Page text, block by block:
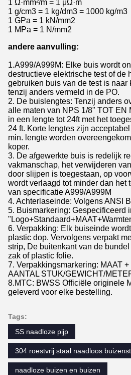
1 Ω·mm²/m = 1 μΩ·m
1 g/cm3 = 1 kg/dm3 = 1000 kg/m3
1 GPa = 1 kN/mm2
1 MPa = 1 N/mm2
andere aanvulling:
1.A999/A999M: Elke buis wordt
destructieve elektrische test of de
gebruiken buis van de test is naar
tenzij anders vermeld in de PO.
2. De buislengtes: Tenzij anders
alle maten van NPS 1/8" TOT EN
in een lengte tot 24ft met het
24 ft. Korte lengtes zijn
min. lengte worden
koper.
3. De afgewerkte buis is redelijk
vakmanschap, het verwijderen
door slijpen is toegestaan, op
wordt verlaagd tot minder dan het
van specificatie A999/A999M
4. Achterlaseinde: Volgens ANSI
5. Buismarkering: Gespecificeerd
6. Verpakking: Elk buiseinde
plastic dop. Vervolgens verpakt
strip, De buitenkant van de
zak of plastic folie.
7. Verpakkingsmarkering: MAAT
AANTAL STUK/GEWICHT/
8.MTC: BWSS Officiële originele
geleverd voor elke bestelling.
Tags:
SS naadloze pijp
304 roestvrij staal naadloos
naadloze buizen en buizen